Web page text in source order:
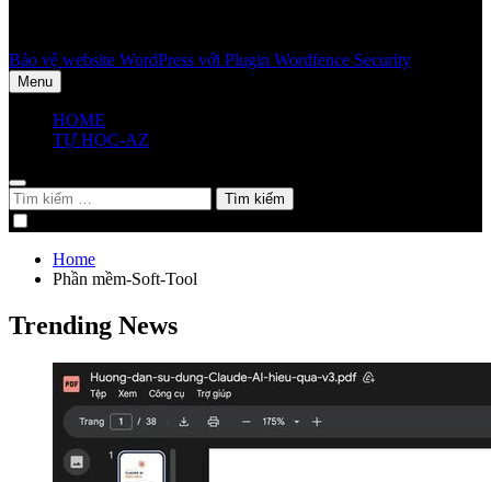
Bảo vệ website WordPress với Plugin Wordfence Security
Menu
HOME
TỰ HỌC-AZ
Tìm
kiếm
cho:
Home
Phần mềm-Soft-Tool
Trending News